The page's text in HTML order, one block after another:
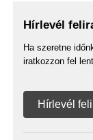
Hírlevél
Ha szeretne
iratkozzon fel
Hírlevél